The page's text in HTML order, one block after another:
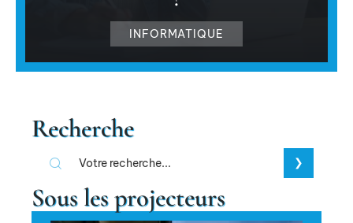
INFORMATIQUE
Recherche
Sous les projecteurs